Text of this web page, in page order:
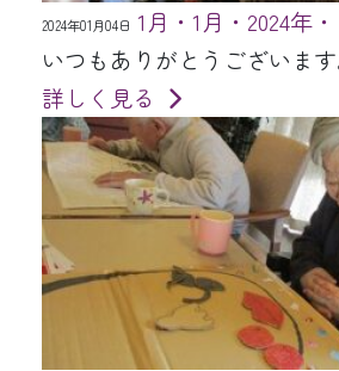
2024年01月04日 1月・1月・2024年
いつもありがとうございます
詳しく見る